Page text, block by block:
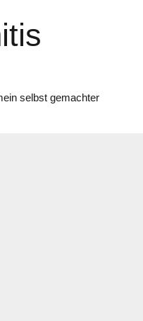
selbst gemachter